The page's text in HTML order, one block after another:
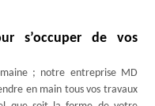
s’occuper de vos
; notre entreprise MD
en main tous vos travaux